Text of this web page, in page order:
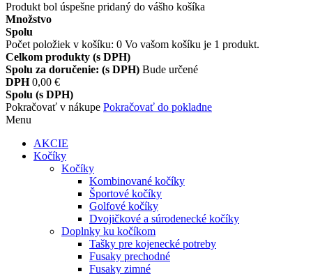
Produkt bol úspešne pridaný do vášho košíka
Množstvo
Spolu
Počet položiek v košíku: 0 Vo vašom košíku je 1 produkt.
Celkom produkty (s DPH)
Spolu za doručenie: (s DPH) Bude určené
DPH 0,00 €
Spolu (s DPH)
Pokračovať v nákupe Pokračovať do pokladne
Menu
AKCIE
Kočíky
Kočíky
Kombinované kočíky
Športové kočíky
Golfové kočíky
Dvojičkové a súrodenecké kočíky
Doplnky ku kočíkom
Tašky pre kojenecké potreby
Fusaky prechodné
Fusaky zimné